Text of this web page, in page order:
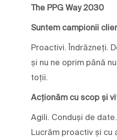
The PPG Way 2030
Suntem campionii
Proactivi. Îndrăzneți.
și nu ne oprim până
toții.
Acționăm cu scop și
Agili. Conduși de
Lucrăm proactiv și